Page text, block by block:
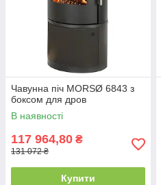
Чавунна піч MORSØ 6843 з
боксом для дров
В наявності
117 964,80 ₴
131 072 ₴
Купити